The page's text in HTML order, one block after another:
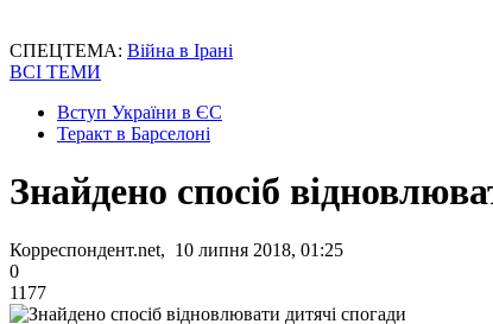
СПЕЦТЕМА: Війна в Ірані
ВСІ ТЕМИ
Вступ України в ЄС
Теракт в Барселоні
Знайдено спосіб
Корреспондент.net, 10 липня 2018, 01:25
0
1177